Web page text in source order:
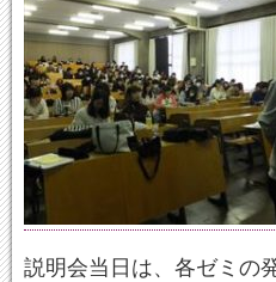
説明会当日は、各ゼミの